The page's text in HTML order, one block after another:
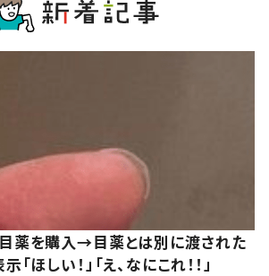
目薬を購入→目薬とは別に渡された
ほしい！」「え、なにこれ！！」